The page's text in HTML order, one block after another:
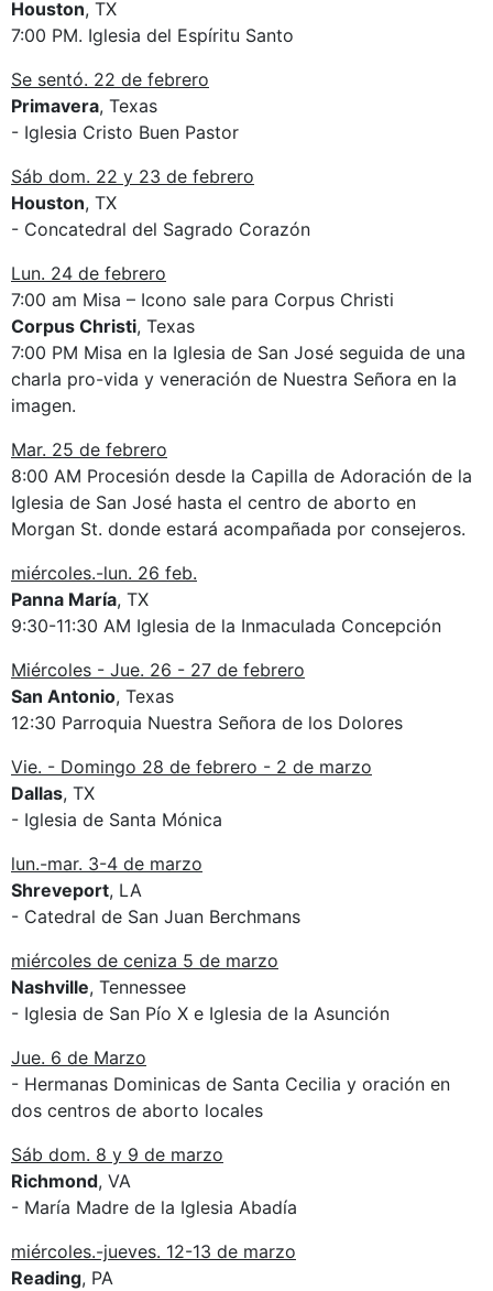
Houston, TX
7:00 PM. Iglesia del Espíritu Santo
Se sentó. 22 de febrero
Primavera, Texas
- Iglesia Cristo Buen Pastor
Sáb dom. 22 y 23 de febrero
Houston, TX
- Concatedral del Sagrado Corazón
Lun. 24 de febrero
7:00 am Misa – Icono sale para Corpus Christi
Corpus Christi, Texas
7:00 PM Misa en la Iglesia de San José seguida de una
charla pro-vida y veneración de Nuestra Señora en la
imagen.
Mar. 25 de febrero
8:00 AM Procesión desde la Capilla de Adoración de la
Iglesia de San José hasta el centro de aborto en
Morgan St. donde estará acompañada por consejeros.
miércoles.-lun. 26 feb.
Panna María, TX
9:30-11:30 AM Iglesia de la Inmaculada Concepción
Miércoles - Jue. 26 - 27 de febrero
San Antonio, Texas
12:30 Parroquia Nuestra Señora de los Dolores
Vie. - Domingo 28 de febrero - 2 de marzo
Dallas, TX
- Iglesia de Santa Mónica
lun.-mar. 3-4 de marzo
Shreveport, LA
- Catedral de San Juan Berchmans
miércoles de ceniza 5 de marzo
Nashville, Tennessee
- Iglesia de San Pío X e Iglesia de la Asunción
Jue. 6 de Marzo
- Hermanas Dominicas de Santa Cecilia y oración en
dos centros de aborto locales
Sáb dom. 8 y 9 de marzo
Richmond, VA
- María Madre de la Iglesia Abadía
miércoles.-jueves. 12-13 de marzo
Reading, PA